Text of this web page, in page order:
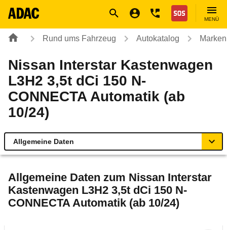
Nothilfe
MENÜ
Rund ums Fahrzeug Autokatalog
Nissan Interstar Kastenwagen
L3H2 3,5t dCi 150 N-
CONNECTA Automatik (ab
10/24)
Allgemeine Daten
Technische Daten
Allgemeine Daten zum Nissan Interstar
Kastenwagen L3H2 3,5t dCi 150 N-
CONNECTA Automatik (ab 10/24)